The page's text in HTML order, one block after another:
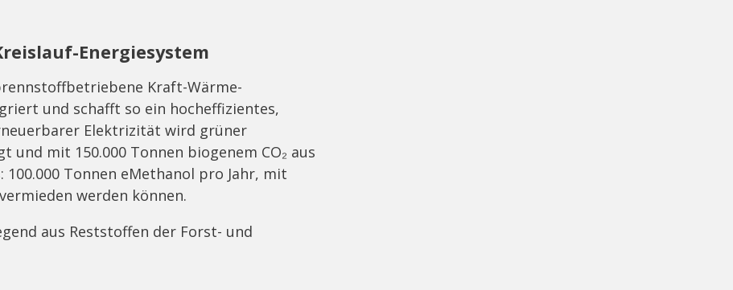
Energiesystem
Kraft-Wärme-
und schafft so ein hocheffizientes,
Elektrizität wird grüner
und mit 150.000 Tonnen biogenem CO₂ aus
Tonnen eMethanol pro Jahr, mit
werden können.
aus Reststoffen der Forst- und